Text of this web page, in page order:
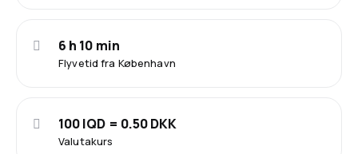
Flyvetid fra København
6 h 10 min
Valutakurs
100 IQD = 0.50 DKK